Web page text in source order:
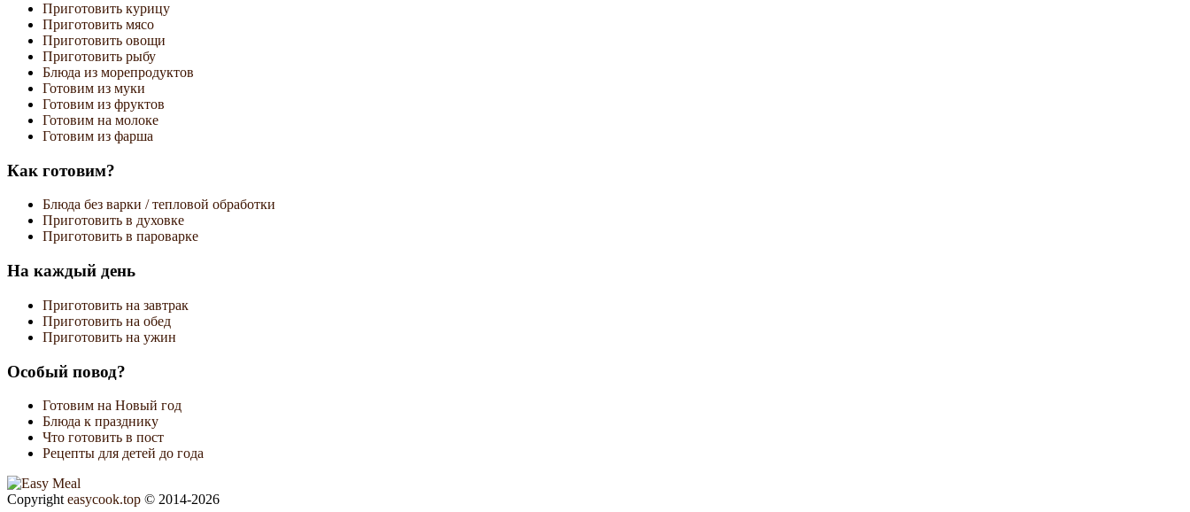
Приготовить курицу
Приготовить мясо
Приготовить овощи
Приготовить рыбу
Блюда из морепродуктов
Готовим из муки
Готовим из фруктов
Готовим на молоке
Готовим из фарша
Как готовим?
Блюда без варки / тепловой обработки
Приготовить в духовке
Приготовить в пароварке
На каждый день
Приготовить на завтрак
Приготовить на обед
Приготовить на ужин
Особый повод?
Готовим на Новый год
Блюда к празднику
Что готовить в пост
Рецепты для детей до года
Copyright easycook.top © 2014-2026